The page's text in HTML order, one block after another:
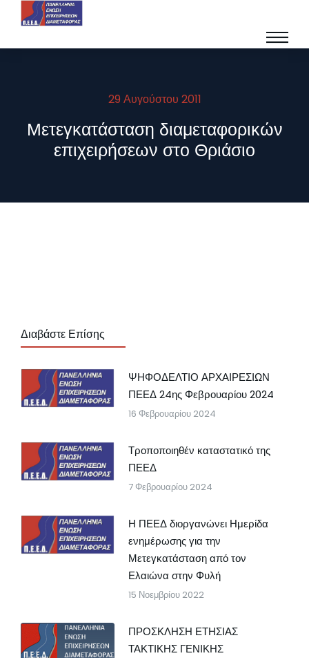
29 Αυγούστου 2011
Μετεγκατάσταση διαμεταφορικών
επιχειρήσεων στο Θριάσιο
Διαβάστε Επίσης
ΨΗΦΟΔΕΛΤΙΟ ΑΡΧΑΙΡΕΣΙΩΝ
ΠΕΕΔ 24ης Φεβρουαρίου 2024
16 Φεβρουαρίου 2024
Τροποποιηθέν καταστατικό της
ΠΕΕΔ
7 Φεβρουαρίου 2024
Η ΠΕΕΔ διοργανώνει Ημερίδα
ενημέρωσης για την
Μετεγκατάσταση από τον
Ελαιώνα στην Φυλή
15 Νοεμβρίου 2022
ΠΡΟΣΚΛΗΣΗ ΕΤΗΣΙΑΣ
ΤΑΚΤΙΚΗΣ ΓΕΝΙΚΗΣ